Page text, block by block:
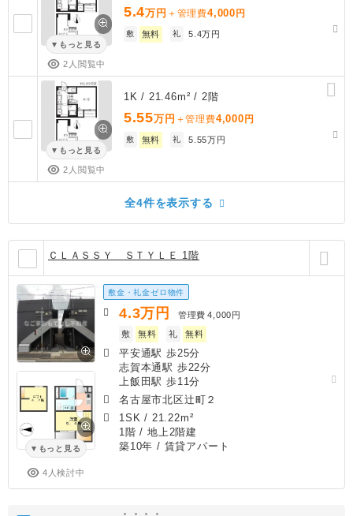
もっと見る
2人閲覧中
5.4万円 ＋管理費4,000 円
敷 無料 礼 5.4万円
もっと見る
2人閲覧中
1K / 21.46m² / 2階
5.55万円 ＋管理費4,000 円
敷 無料 礼 5.55万円
全4件を表示する
ＣＬＡＳＳＹ ＳＴＹＬＥ 1階
もっと見る
4人検討中
敷金・礼金ゼロ物件
4.3万円 管理費 4,000円
敷
無料 礼 無料
平安通駅 歩25分
志賀本通駅 歩22分
上飯田駅 歩11分
名古屋市北区辻町２
1SK / 21.22m²
1階 / 地上2階建
築10年 / 賃貸アパート